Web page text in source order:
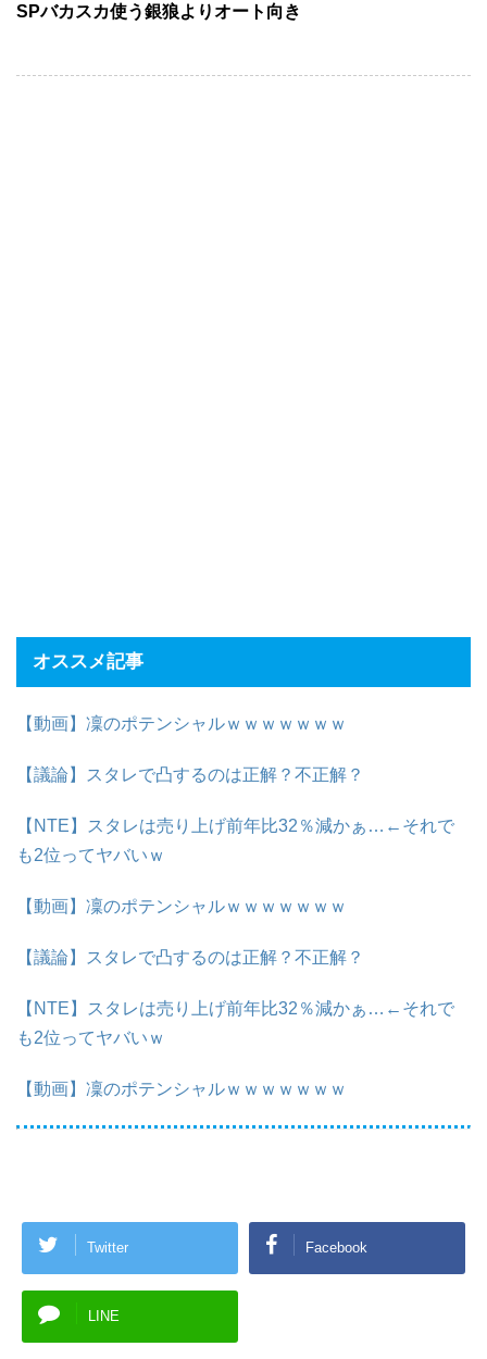
SPバカスカ使う銀狼よりオート向き
オススメ記事
【動画】凜のポテンシャルｗｗｗｗｗｗｗ
【議論】スタレで凸するのは正解？不正解？
【NTE】スタレは売り上げ前年比32％減かぁ…←それで
も2位ってヤバいｗ
【動画】凜のポテンシャルｗｗｗｗｗｗｗ
【議論】スタレで凸するのは正解？不正解？
【NTE】スタレは売り上げ前年比32％減かぁ…←それで
も2位ってヤバいｗ
【動画】凜のポテンシャルｗｗｗｗｗｗｗ
Twitter Facebook
LINE